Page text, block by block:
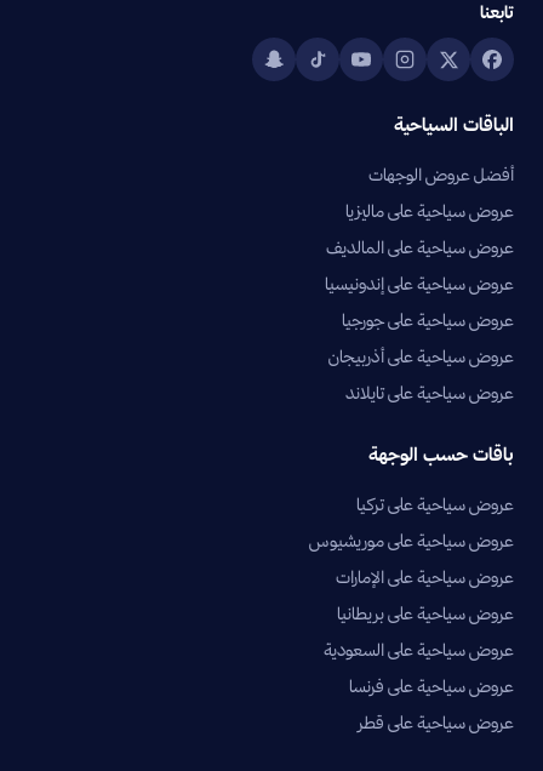
تابعنا
الباقات السياحية
أفضل عروض الوجهات
عروض سياحية على ماليزيا
عروض سياحية على المالديف
عروض سياحية على إندونيسيا
عروض سياحية على جورجيا
عروض سياحية على أذربيجان
عروض سياحية على تايلاند
باقات حسب الوجهة
عروض سياحية على تركيا
عروض سياحية على موريشيوس
عروض سياحية على الإمارات
عروض سياحية على بريطانيا
عروض سياحية على السعودية
عروض سياحية على فرنسا
عروض سياحية على قطر